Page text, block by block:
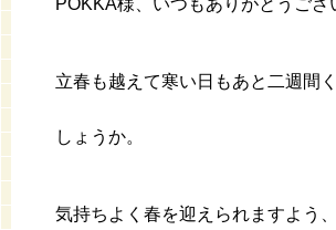
立春も越えて寒い日もあと二週間
しょうか。
気持ちよく春を迎えられますよう